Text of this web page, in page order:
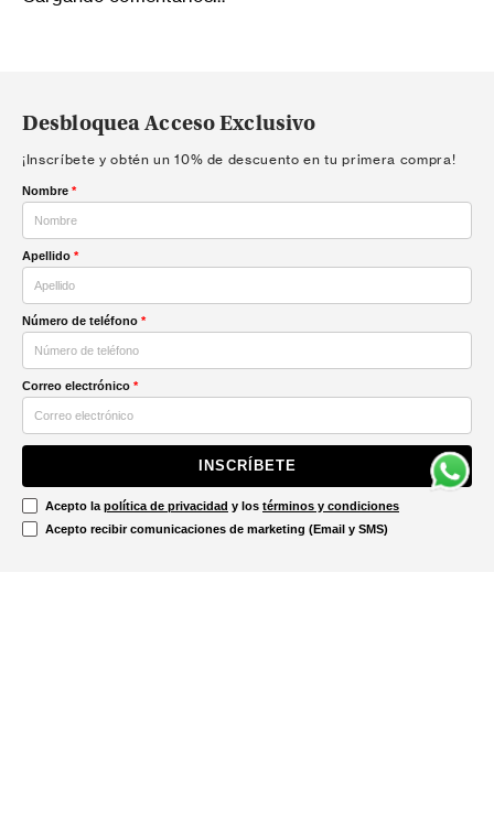
Desbloquea Acceso Exclusivo
¡Inscríbete y obtén un 10% de descuento en tu primera compra!
Nombre *
Apellido *
Número de teléfono *
Correo electrónico *
INSCRÍBETE
Acepto la política de privacidad y los términos y condiciones
Acepto recibir comunicaciones de marketing (Email y SMS)